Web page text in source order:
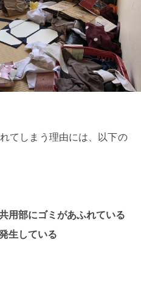
てしまう理由には、以下の
用部にゴミがあふれている
生している